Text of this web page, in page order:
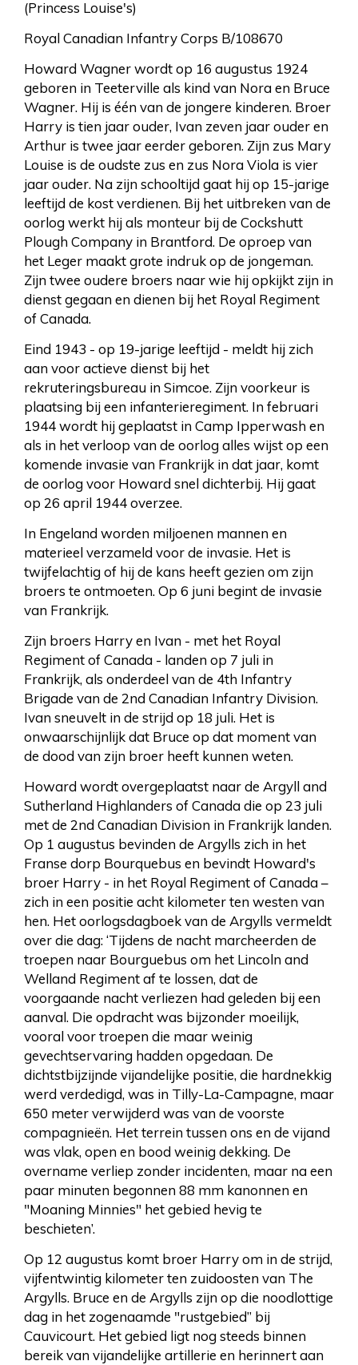
(Princess Louise's)
Royal Canadian Infantry Corps B/108670
Howard Wagner wordt op 16 augustus 1924
geboren in Teeterville als kind van Nora en Bruce
Wagner. Hij is één van de jongere kinderen. Broer
Harry is tien jaar ouder, Ivan zeven jaar ouder en
Arthur is twee jaar eerder geboren. Zijn zus Mary
Louise is de oudste zus en zus Nora Viola is vier
jaar ouder. Na zijn schooltijd gaat hij op 15-jarige
leeftijd de kost verdienen. Bij het uitbreken van de
oorlog werkt hij als monteur bij de Cockshutt
Plough Company in Brantford. De oproep van
het Leger maakt grote indruk op de jongeman.
Zijn twee oudere broers naar wie hij opkijkt zijn in
dienst gegaan en dienen bij het Royal Regiment
of Canada.
Eind 1943 - op 19-jarige leeftijd - meldt hij zich
aan voor actieve dienst bij het
rekruteringsbureau in Simcoe. Zijn voorkeur is
plaatsing bij een infanterieregiment. In februari
1944 wordt hij geplaatst in Camp Ipperwash en
als in het verloop van de oorlog alles wijst op een
komende invasie van Frankrijk in dat jaar, komt
de oorlog voor Howard snel dichterbij. Hij gaat
op 26 april 1944 overzee.
In Engeland worden miljoenen mannen en
materieel verzameld voor de invasie. Het is
twijfelachtig of hij de kans heeft gezien om zijn
broers te ontmoeten. Op 6 juni begint de invasie
van Frankrijk.
Zijn broers Harry en Ivan - met het Royal
Regiment of Canada - landen op 7 juli in
Frankrijk, als onderdeel van de 4th Infantry
Brigade van de 2nd Canadian Infantry Division.
Ivan sneuvelt in de strijd op 18 juli. Het is
onwaarschijnlijk dat Bruce op dat moment van
de dood van zijn broer heeft kunnen weten.
Howard wordt overgeplaatst naar de Argyll and
Sutherland Highlanders of Canada die op 23 juli
met de 2nd Canadian Division in Frankrijk landen.
Op 1 augustus bevinden de Argylls zich in het
Franse dorp Bourquebus en bevindt Howard's
broer Harry - in het Royal Regiment of Canada –
zich in een positie acht kilometer ten westen van
hen. Het oorlogsdagboek van de Argylls vermeldt
over die dag: ‘Tijdens de nacht marcheerden de
troepen naar Bourguebus om het Lincoln and
Welland Regiment af te lossen, dat de
voorgaande nacht verliezen had geleden bij een
aanval. Die opdracht was bijzonder moeilijk,
vooral voor troepen die maar weinig
gevechtservaring hadden opgedaan. De
dichtstbijzijnde vijandelijke positie, die hardnekkig
werd verdedigd, was in Tilly-La-Campagne, maar
650 meter verwijderd was van de voorste
compagnieën. Het terrein tussen ons en de vijand
was vlak, open en bood weinig dekking. De
overname verliep zonder incidenten, maar na een
paar minuten begonnen 88 mm kanonnen en
"Moaning Minnies" het gebied hevig te
beschieten’.
Op 12 augustus komt broer Harry om in de strijd,
vijfentwintig kilometer ten zuidoosten van The
Argylls. Bruce en de Argylls zijn op die noodlottige
dag in het zogenaamde "rustgebied” bij
Cauvicourt. Het gebied ligt nog steeds binnen
bereik van vijandelijke artillerie en herinnert aan